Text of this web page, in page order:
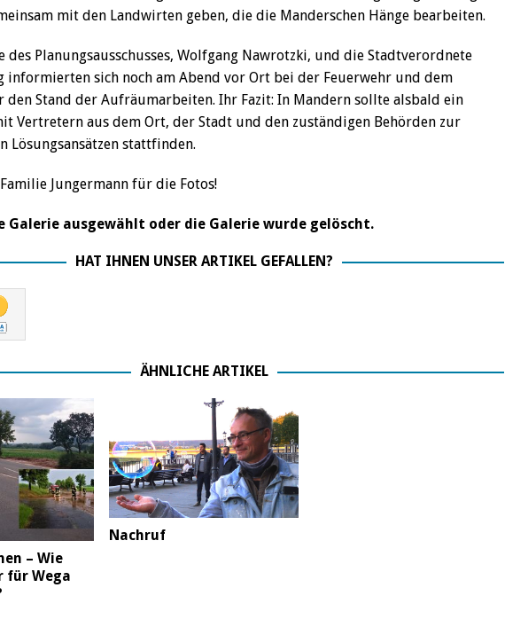
mit den Landwirten geben, die die Manderschen Hänge bearbeiten.
des Planungsausschusses, Wolfgang Nawrotzki, und die Stadtverordnete
informierten sich noch am Abend vor Ort bei der Feuerwehr und dem
Stand der Aufräumarbeiten. Ihr Fazit: In Mandern sollte alsbald ein
Vertretern aus dem Ort, der Stadt und den zuständigen Behörden zur
Lösungsansätzen stattfinden.
Jungermann für die Fotos!
Galerie ausgewählt oder die Galerie wurde gelöscht.
HAT IHNEN UNSER ARTIKEL GEFALLEN?
ÄHNLICHE ARTIKEL
– Wie
für Wega
Nachruf